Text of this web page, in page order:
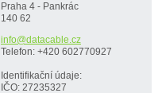
Praha 4 - Pankrác
140 62
info@datacable.cz
Telefon: +420 602770927
Identifikační údaje:
IČO: 27235327